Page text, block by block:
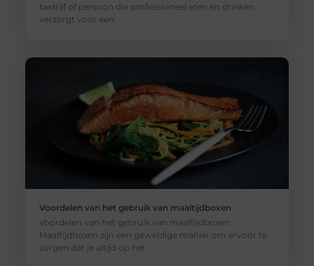
bedrijf of persoon die professioneel eten en drinken
verzorgt voor een
Voordelen van het gebruik van maaltijdboxen
Voordelen van het gebruik van maaltijdboxen
Maaltijdboxen zijn een geweldige manier om ervoor te
zorgen dat je altijd op het